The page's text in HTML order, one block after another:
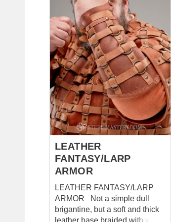
historical style. EVA foam is a
material that is ultra-modern,
comfortable and lightweight. It's
the perfect choice for
cosplayers and attendees at
any LARP and stage events.
Traditional 'cat from microwave'
reminder - this armor only
protects against LARP weapon
strikes, it is NOT designed for
full-contact combat. Pay
attention that this armor ...
LEATHER
FANTASY/LARP
ARMOR
LEATHER FANTASY/LARP
ARMOR Not a simple dull
brigantine, but a soft and thick
leather base braided with wide